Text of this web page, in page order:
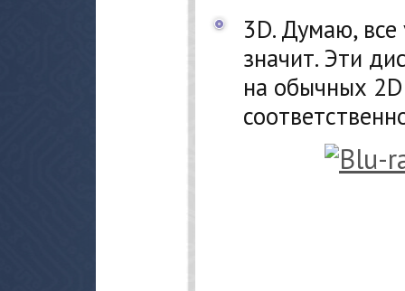
3D. Думаю,
значит. Эти
на обычных